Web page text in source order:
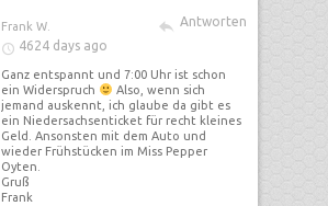
Frank W.
Antworten
4624 days ago
Ganz entspannt und 7:00 Uhr ist schon
ein Widerspruch
Also, wenn sich
jemand auskennt, ich glaube da gibt es
ein Niedersachsenticket für recht kleines
Geld. Ansonsten mit dem Auto und
wieder Frühstücken im Miss Pepper
Oyten.
Gruß
Frank